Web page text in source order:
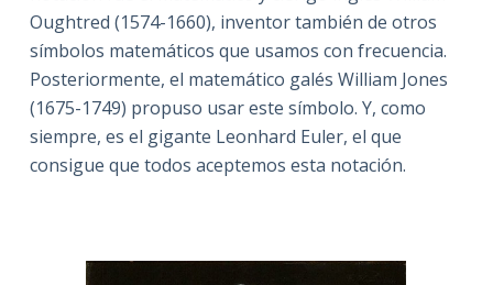
Oughtred (1574-1660), inventor también de otros
símbolos matemáticos que usamos con frecuencia.
Posteriormente, el matemático galés William Jones
(1675-1749) propuso usar este símbolo. Y, como
siempre, es el gigante Leonhard Euler, el que
consigue que todos aceptemos esta notación.